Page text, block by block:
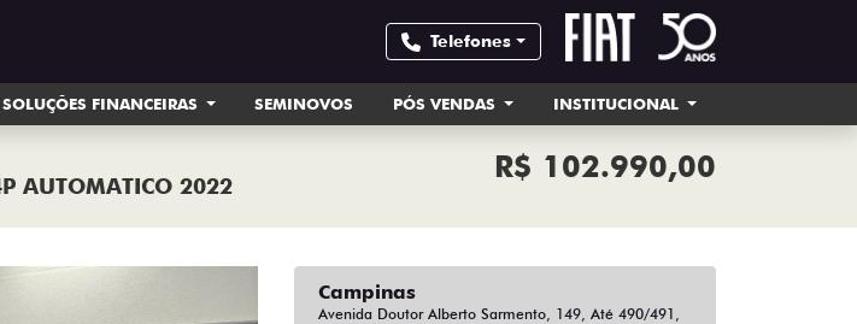
Telefones
SOLUÇÕES FINANCEIRAS SEMINOVOS PÓS VENDAS INSTITUCIONAL
AUTOMATICO 2022
R$ 102.990,00
Campinas
Avenida Doutor Alberto Sarmento, 149, Até 490/491,